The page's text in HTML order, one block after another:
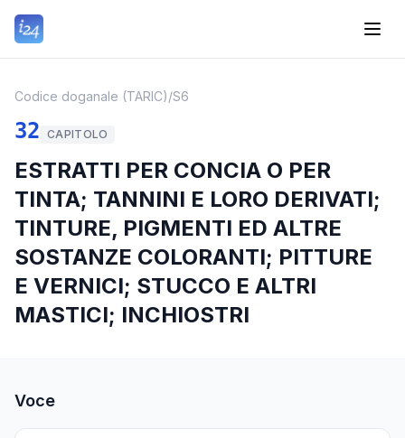
Codice doganale (TARIC)/S6
32 CAPITOLO
ESTRATTI PER CONCIA O PER
TINTA; TANNINI E LORO DERIVATI;
TINTURE, PIGMENTI ED ALTRE
SOSTANZE COLORANTI; PITTURE
E VERNICI; STUCCO E ALTRI
MASTICI; INCHIOSTRI
Voce